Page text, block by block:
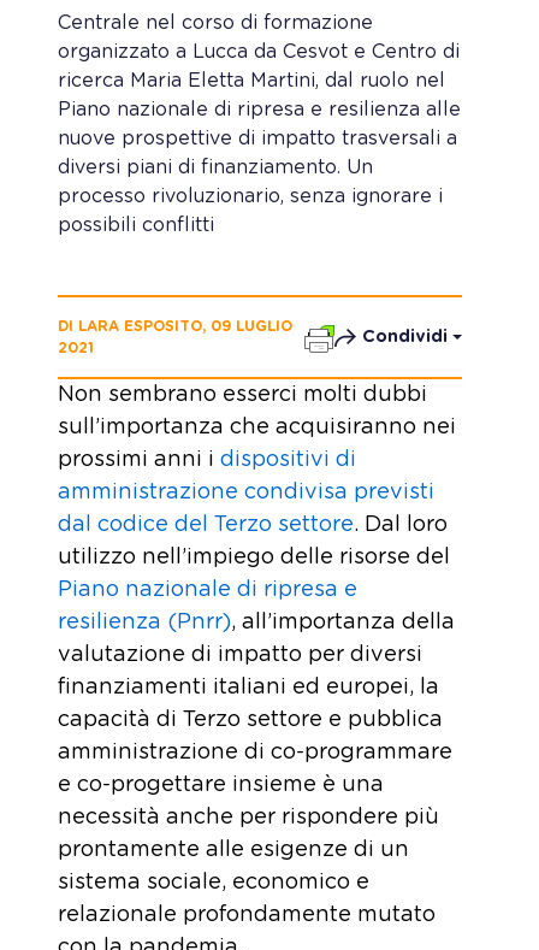
Centrale nel corso di formazione
organizzato a Lucca da Cesvot e Centro di
ricerca Maria Eletta Martini, dal ruolo nel
Piano nazionale di ripresa e resilienza alle
nuove prospettive di impatto trasversali a
diversi piani di finanziamento. Un
processo rivoluzionario, senza ignorare i
possibili conflitti
DI LARA ESPOSITO, 09 LUGLIO
2021
Condividi
Non sembrano esserci molti dubbi
sull’importanza che acquisiranno nei
prossimi anni i dispositivi di
amministrazione condivisa previsti
dal codice del Terzo settore. Dal loro
utilizzo nell’impiego delle risorse del
Piano nazionale di ripresa e
resilienza (Pnrr), all’importanza della
valutazione di impatto per diversi
finanziamenti italiani ed europei, la
capacità di Terzo settore e pubblica
amministrazione di co-programmare
e co-progettare insieme è una
necessità anche per rispondere più
prontamente alle esigenze di un
sistema sociale, economico e
relazionale profondamente mutato